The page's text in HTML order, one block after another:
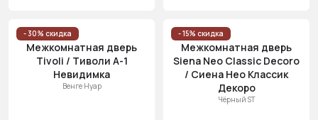
- 30% скидка
Межкомнатная дверь
Tivoli / Тиволи А-1
Невидимка
Венге Нуар
- 15% скидка
Межкомнатная дверь
Siena Neo Classic Decoro
/ Сиена Нео Классик
Декоро
Чёрный ST